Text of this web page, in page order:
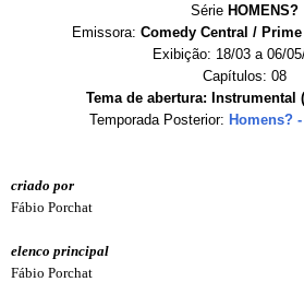
SérieHOMENS?
Emissora: Comedy Central /
Exibição: 18/03 a 06/
Capítulos: 08
Tema de abertura: Instrumental
Temporada Posterior: Homens? -
criado por
Fábio Porchat
elenco principal
Fábio Porchat